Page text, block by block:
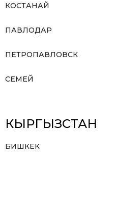
КОСТАНАЙ
ПАВЛОДАР
ПЕТРОПАВЛОВСК
СЕМЕЙ
КЫРГЫЗСТАН
БИШКЕК